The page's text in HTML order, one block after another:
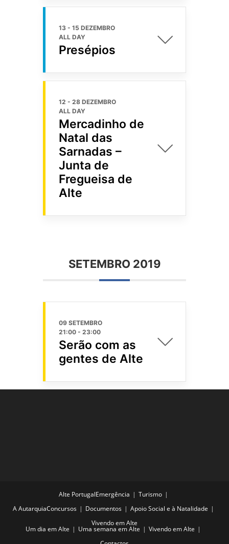
13 - 15 DEZEMBRO
ALL DAY
Presépios
12 - 28 DEZEMBRO
ALL DAY
Mercadinho de
Natal das
Sarnadas –
Junta de
Fregueisa de
Alte
SETEMBRO 2019
09 SETEMBRO
21:00 - 23:00
Serão com as
gentes de Alte
Alte PortugalEmergência
Turismo
A AutarquiaConcursos Documentos
Apoio Social e à Natalidade
Vivendo em Alte
Um dia em Alte Uma semana em Alte
Vivendo em Alte